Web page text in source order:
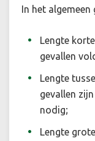
In het
Lengte
gevallen
Lengte
gevallen zijn
nodig;
Lengte